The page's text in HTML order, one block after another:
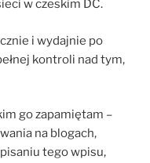
w czeskim DC.
i wydajnie po
kontroli nad tym,
go zapamiętam –
na blogach,
tego wpisu,